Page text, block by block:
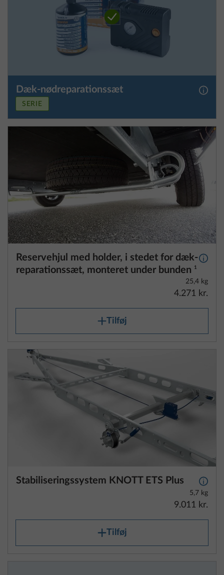
Dæk-nødreparationssæt
SERIE
Reservehjul med holder, i stedet for dæk-
reparationssæt, monteret under bunden
1
25,4 kg
4.271 kr.
Tilføj
Stabiliseringssystem KNOTT ETS Plus
5,7 kg
9.011 kr.
Tilføj